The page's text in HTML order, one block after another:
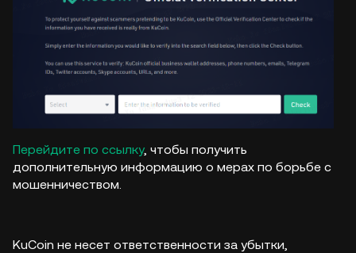
Перейдите по ссылку, чтобы получить
дополнительную информацию о мерах по борьбе с
мошенничеством.
KuCoin не несет ответственности за убытки,